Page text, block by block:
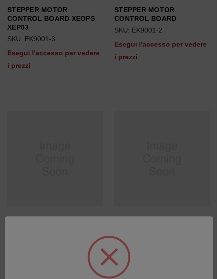
STEPPER MOTOR
CONTROL BOARD XEOPS
XEP03
SKU: EK9001-3
Esegui l'accesso per vedere
i prezzi
STEPPER MOTOR
CONTROL BOARD
SKU: EK9001-2
Esegui l'accesso per vedere
i prezzi
Esegui l'accesso per vedere
SKU: EK2004--
Esegui l'accesso per vedere
i prezzi